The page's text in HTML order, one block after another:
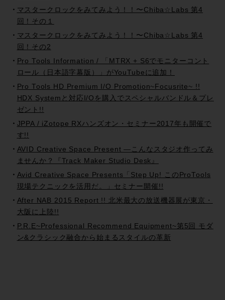
マスタークロックをみてみよう！！〜Chiba☆Labs 第4
回！その１
マスタークロックをみてみよう！！〜Chiba☆Labs 第4
回！その2
Pro Tools Information / 「MTRX + S6でモニターコント
ロール（日本語字幕版）」がYouTubeに追加！
Pro Tools HD Premium I/O Promotion~Focusrite~ !!
HDX Systemと対応I/Oを購入でスペシャルバンドル＆プレ
ゼント!!
JPPA / iZotope RXハンズオン・セミナー2017年も開催で
す!!
AVID Creative Space Present —こんなスタジオ作ってみ
ませんか？『Track Maker Studio Desk』
Avid Creative Space Presents「Step Up! このProTools
現場テクニックを活用だ。」セミナー開催!!
After NAB 2015 Report !! 北米最大の放送機器展が東京・
大阪に上陸!!
P.R.E~Professional Recommend Equipment~第5回 モダ
ン&クラシック融合から始まるスタイルの革新